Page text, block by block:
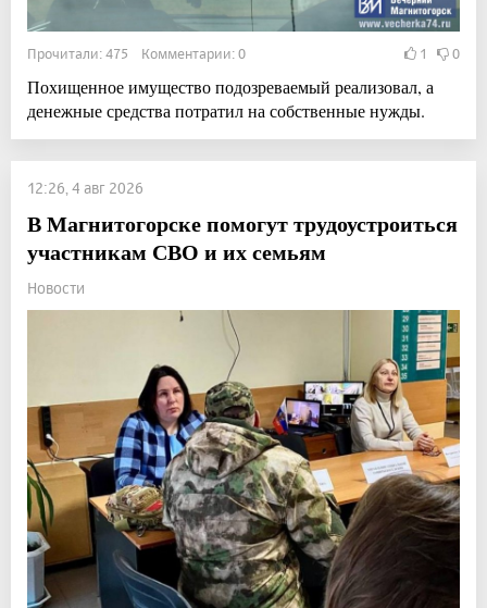
Прочитали: 475 Комментарии: 0 1 0
Похищенное имущество подозреваемый реализовал, а
денежные средства потратил на собственные нужды.
12:26, 4 авг 2026
В Магнитогорске помогут трудоустроиться
участникам СВО и их семьям
Новости